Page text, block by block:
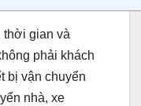
thời gian và
phải khách
bị vận chuyển
nhà, xe